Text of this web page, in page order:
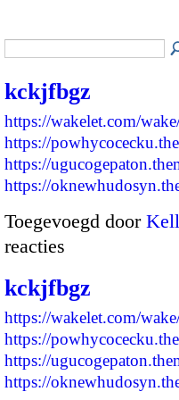
kckjfbgz
https://wakelet.com/
https://
https://
https://
Toegevoegd door
reacties
kckjfbgz
https://wakelet.com/
https://
https://
https://